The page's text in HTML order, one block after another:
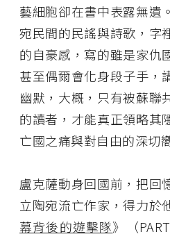
藝細胞卻在書中表露無遺
宛民間的民謠與詩歌，字
的自豪感，寫的雖是家仇
甚至偶爾會化身段子手，
幽默，大概，只有被蘇聯
的讀者，才能真正領略其
亡國之痛與對自由的深切
盧克薩動身回國前，把回
立陶宛流亡作家，得力於
幕背後的遊擊隊》（